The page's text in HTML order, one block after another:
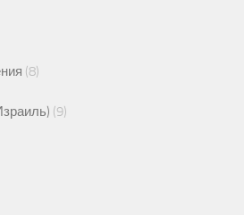
(8)
(9)